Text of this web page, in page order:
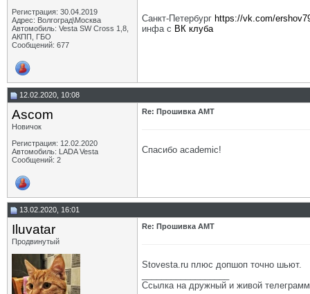
Регистрация: 30.04.2019
Адрес: Волгоград\Москва
Автомобиль: Vesta SW Cross 1,8,
АКПП, ГБО
Сообщений: 677
Санкт-Петербург https://vk.com/
инфа с ВК клуба
12.02.2020, 10:08
Ascom
Новичок
Регистрация: 12.02.2020
Автомобиль: LADA Vesta
Сообщений: 2
Re: Прошивка AMT
Спасибо academic!
13.02.2020, 16:01
Iluvatar
Продвинутый
Re: Прошивка AMT
Stovesta.ru плюс допшоп точно шьют.
Ссылка на дружный и живой